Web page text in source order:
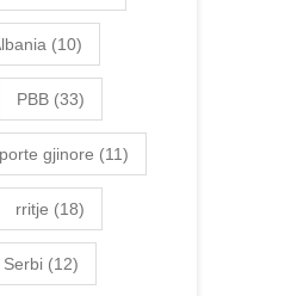
(10)
PBB (33)
gjinore (11)
rritje (18)
Serbi (12)